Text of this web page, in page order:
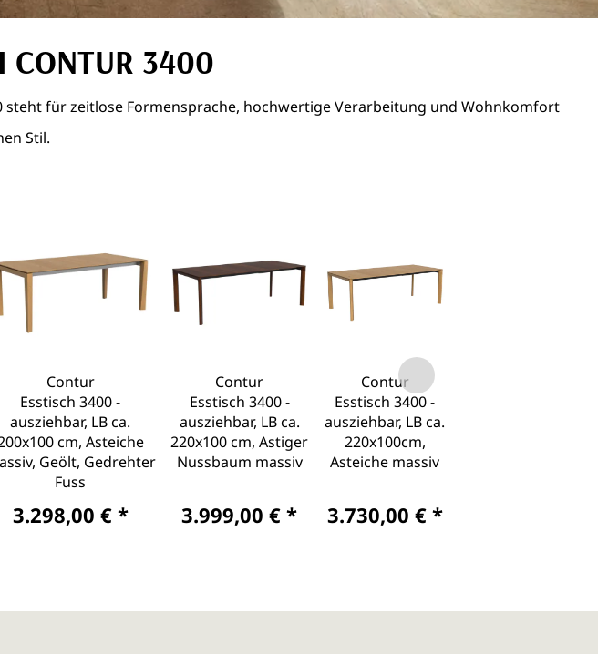
CONTUR 3400
für zeitlose Formensprache, hochwertige Verarbeitung und Wohnkomfort
Stil.
Contur
Esstisch 3400 -
ausziehbar, LB ca.
cm, Asteiche
Geölt, Gedrehter
Fuss
3.298,00 € *
Contur
Esstisch 3400 -
ausziehbar, LB ca.
220x100 cm, Astiger
Nussbaum massiv
3.999,00 € *
Contur
Esstisch 3400 -
ausziehbar, LB ca.
220x100cm,
Asteiche massiv
3.730,00 € *